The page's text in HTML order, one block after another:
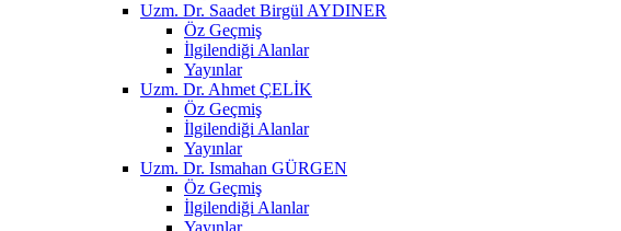
Uzm. Dr. Saadet Birgül AYDINER
Öz Geçmiş
İlgilendiği Alanlar
Yayınlar
Uzm. Dr. Ahmet ÇELİK
Öz Geçmiş
İlgilendiği Alanlar
Yayınlar
Uzm. Dr. Ismahan GÜRGEN
Öz Geçmiş
İlgilendiği Alanlar
Yayınlar